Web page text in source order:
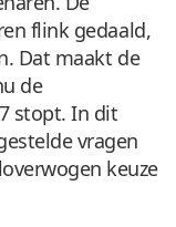
flink gedaald,
Dat maakt de
de
stopt. In dit
vragen
keuze